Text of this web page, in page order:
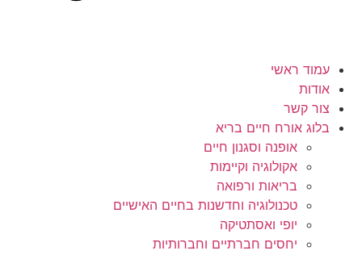
עמוד ראשי
אודות
צור קשר
בלוג אורח חיים בריא
אופנה וסגנון חיים
אקולוגיה וקיימות
בריאות ורפואה
טכנולוגיה וחדשנות בחיים האישיים
יופי ואסתטיקה
יחסים חברתיים וחברותיות